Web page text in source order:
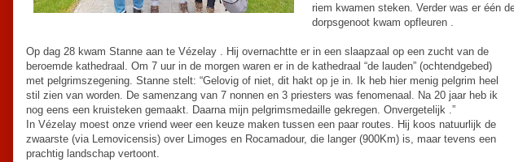
riem kwamen steken. Verder was er één
dorpsgenoot kwam opfleuren .
Op dag 28 kwam Stanne aan te Vézelay . Hij overnachtte er in een slaapzaal op een zucht van de
beroemde kathedraal. Om 7 uur in de morgen waren er in de kathedraal “de lauden” (ochtendgebed)
met pelgrimszegening. Stanne stelt: “Gelovig of niet, dit hakt op je in. Ik heb hier menig pelgrim heel
stil zien van worden. De samenzang van 7 nonnen en 3 priesters was fenomenaal. Na 20 jaar heb ik
nog eens een kruisteken gemaakt. Daarna mijn pelgrimsmedaille gekregen. Onvergetelijk .”
In Vézelay moest onze vriend weer een keuze maken tussen een paar routes. Hij koos natuurlijk de
zwaarste (via Lemovicensis) over Limoges en Rocamadour, die langer (900Km) is, maar tevens een
prachtig landschap vertoont.